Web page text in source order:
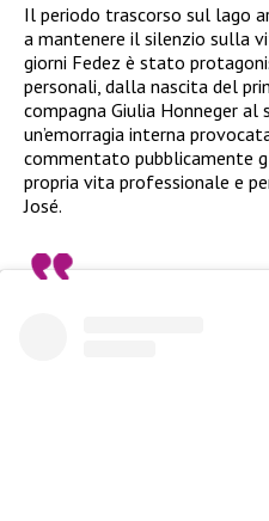
Il periodo trascorso sul lago
a mantenere il silenzio sulla
giorni Fedez è stato
personali, dalla nascita del
compagna Giulia Honneger al
un’emorragia interna
commentato pubblicamente
propria vita professionale e
José.